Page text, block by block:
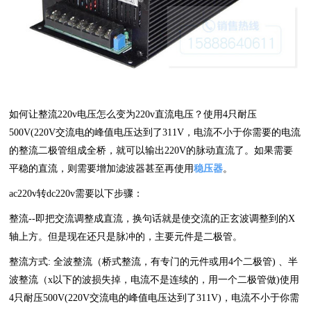
如何让整流220v电压怎么变为220v直流电压？使用4只耐压
500V(220V交流电的峰值电压达到了311V，电流不小于你需要的电流
的整流二极管组成全桥，就可以输出220V的脉动直流了。如果需要
平稳的直流，则需要增加滤波器甚至再使用稳压器。
ac220v转dc220v需要以下步骤：
整流--即把交流调整成直流，换句话就是使交流的正玄波调整到的X
轴上方。但是现在还只是脉冲的，主要元件是二极管。
整流方式: 全波整流（桥式整流，有专门的元件或用4个二极管) 、半
波整流（x以下的波损失掉，电流不是连续的，用一个二极管做)使用
4只耐压500V(220V交流电的峰值电压达到了311V)，电流不小于你需